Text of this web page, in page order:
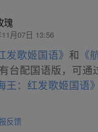
瑰
月07日 13:56
发歌姬国语》 和 《
有台配国语版，可通
王：红发歌姬国语》
反馈